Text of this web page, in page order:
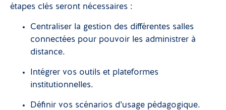
étapes clés seront nécessaires :
Centraliser la gestion des différentes salles
connectées pour pouvoir les administrer à
distance.
Intégrer vos outils et plateformes
institutionnelles.
Définir vos scénarios d’usage pédagogique.